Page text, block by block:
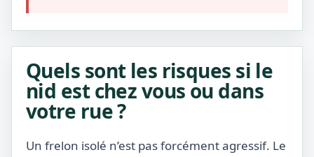
Quels sont les risques si le
nid est chez vous ou dans
votre rue ?
Un frelon isolé n’est pas forcément agressif. Le